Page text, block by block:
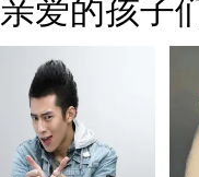
亲爱的孩子